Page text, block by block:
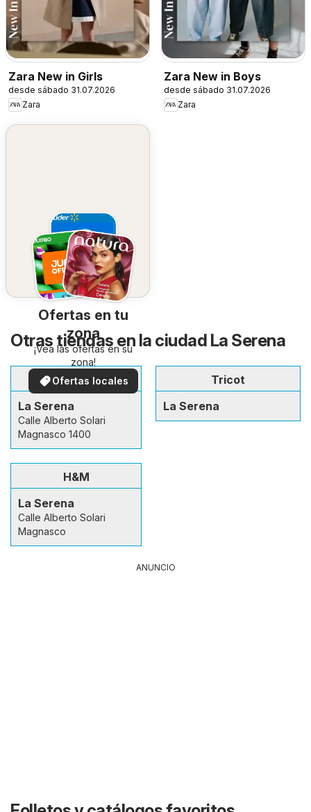
Zara New in Girls
desde sábado 31.07.2026
Zara
Zara New in Boys
desde sábado 31.07.2026
Zara
Ofertas en tu
zona
¡Vea las ofertas en su
zona!
Ofertas locales
Otras tiendas en la ciudad La Serena
Lippi
La Serena
Calle Alberto Solari
Magnasco 1400
Tricot
La Serena
H&M
La Serena
Calle Alberto Solari
Magnasco
ANUNCIO